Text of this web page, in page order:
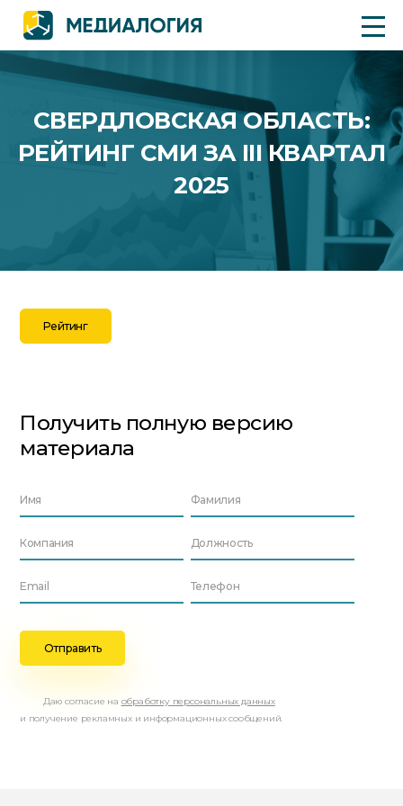
СВЕРДЛОВСКАЯ ОБЛАСТЬ:
РЕЙТИНГ СМИ ЗА III КВАРТАЛ
2025
Рейтинг
Получить полную версию
материала
Даю согласие на обработку персональных данных
и получение рекламных и информационных сообщений.